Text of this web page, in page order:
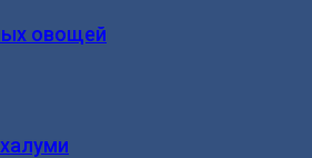
овощей